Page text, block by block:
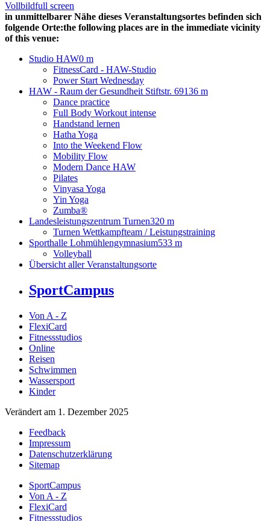
Vollbildfull screen
in unmittelbarer Nähe dieses Veranstaltungsortes befinden sich
folgende Orte:the following places are in the immediate vicinity
of this venue:
Studio HAW0 m
FitnessCard - HAW-Studio
Power Start Wednesday
HAW - Raum der Gesundheit Stiftstr. 69136 m
Dance practice
Full Body Workout intense
Handstand lernen
Hatha Yoga
Into the Weekend Flow
Mobility Flow
Modern Dance HAW
Pilates
Vinyasa Yoga
Yin Yoga
Zumba®
Landesleistungszentrum Turnen320 m
Turnen Wettkampfteam / Leistungstraining
Sporthalle Lohmühlengymnasium533 m
Volleyball
Übersicht aller Veranstaltungsorte
SportCampus
Von A - Z
FlexiCard
Fitnessstudios
Online
Reisen
Schwimmen
Wassersport
Kinder
Verändert am 1. Dezember 2025
Feedback
Impressum
Datenschutzerklärung
Sitemap
SportCampus
Von A - Z
FlexiCard
Fitnessstudios